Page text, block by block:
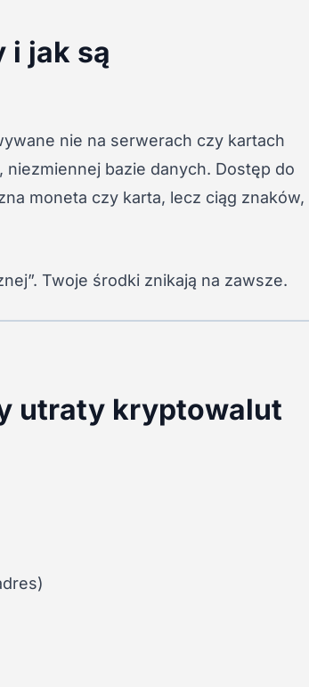
i jak są
nie na serwerach czy kartach
niezmiennej bazie danych. Dostęp do
moneta czy karta, lecz ciąg znaków,
Twoje środki znikają na zawsze.
utraty kryptowalut